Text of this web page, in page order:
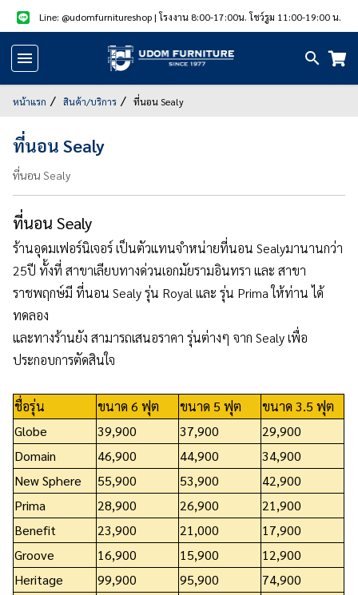
Line: @udomfurnitureshop| โรงงาน 8:00-17:00น. โชว์รูม 11:00-19:00 น.
หน้า
สินค้า
แนะนำ
สินค้า
ลด
ราคา
สินค้า/
บริการ
รูป
สินค้า
&
รวม
บทความ
ไม้
สัก
รู้จัก
เรา
ติดต่อ
หน้าแรก สินค้า/บริการ ที่นอน Sealy
ที่นอน Sealy
ที่นอน Sealy
ที่นอน Sealy
ร้านอุดมเฟอร์นิเจอร์ เป็นตัวแทนจำหน่ายที่นอน Sealyมานานกว่า
25ปี ทั้งที่ สาขาเลียบทางด่วนเอกมัยรามอินทรา และ สาขา
ราชพฤกษ์​มี ที่นอน Sealy รุ่น Royal และ รุ่น Prima ให้ท่าน ได้
ทดลอง
และทาง​ร้านยัง สามารถเสนอราคา รุ่นต่างๆ จาก Sealy เพื่อ
ประกอบการตัดสินใจ
ชื่อรุ่น ขนาด 6 ฟุต ขนาด 5 ฟุต
ขนาด 3.5 ฟุต
Globe
39,900 37,900
29,900
Domain
46,900 44,900
34,900
New Sphere
55,900 53,900
42,900
Prima
28,900 26,900
21,900
Benefit
23,900 21,000
17,900
Groove
16,900 15,900
12,900
Heritage
99,900 95,900
74,900